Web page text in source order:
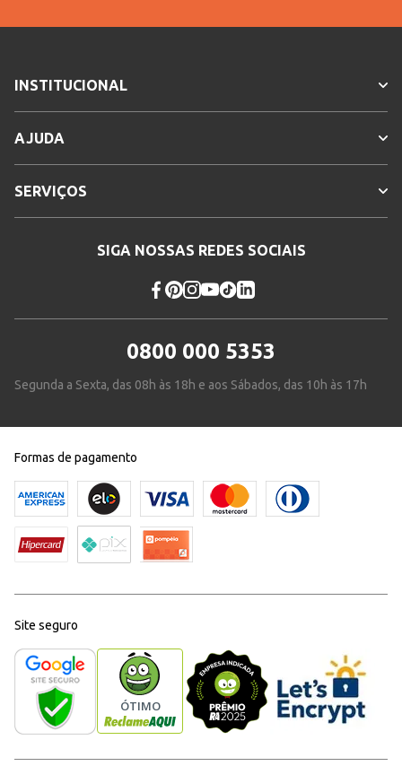
INSTITUCIONAL
AJUDA
SERVIÇOS
SIGA NOSSAS REDES SOCIAIS
0800 000 5353
Segunda a Sexta, das 08h às 18h e aos Sábados, das 10h às 17h
Formas de pagamento
Site seguro